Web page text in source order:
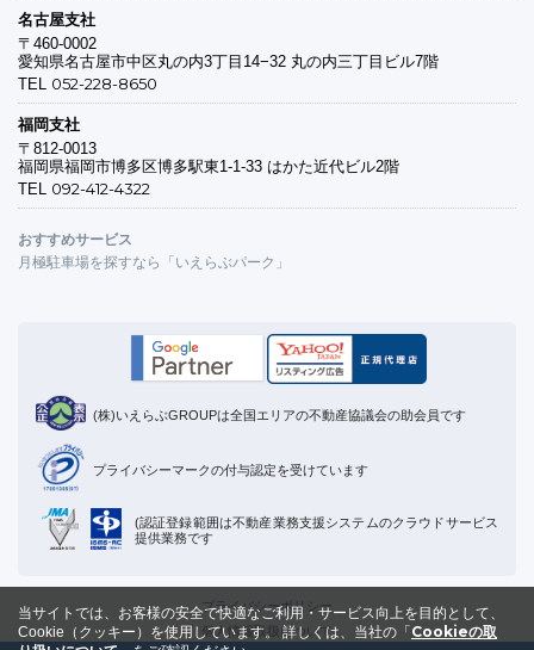
名古屋支社
〒460-0002
愛知県名古屋市中区丸の内3丁目14−32 丸の内三丁目ビル7階
TEL 052-228-8650
福岡支社
〒812-0013
福岡県福岡市博多区博多駅東1-1-33 はかた近代ビル2階
TEL 092-412-4322
おすすめサービス
月極駐車場を探すなら「いえらぶパーク」
(株)いえらぶGROUPは全国エリアの不動産協議会の助会員です
プライバシーマークの付与認定を受けています
(認証登録範囲は不動産業務支援システムのクラウドサービス
提供業務です
プライバシーポリシー
個人情報取扱について
当サイトでは、お客様の安全で快適なご利用・サービス向上を目的として、
Cookie（クッキー）を使用しています。 詳しくは、当社の「 Cookieの取